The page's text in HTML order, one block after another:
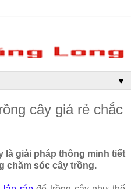
▼
cây giá rẻ chắc
là giải pháp thông minh tiết
chăm sóc cây trồng.